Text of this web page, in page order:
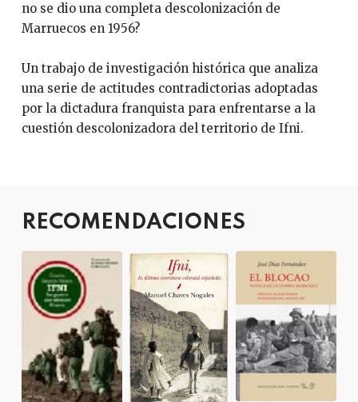
no se dio una completa descolonización de
Marruecos en 1956?
Un trabajo de investigación histórica que analiza
una serie de actitudes contradictorias adoptadas
por la dictadura franquista para enfrentarse a la
cuestión descolonizadora del territorio de Ifni.
RECOMENDACIONES